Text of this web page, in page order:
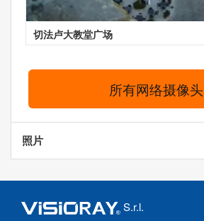
切法卢大教堂广场
所有网络摄像头
照片
S.r.l.